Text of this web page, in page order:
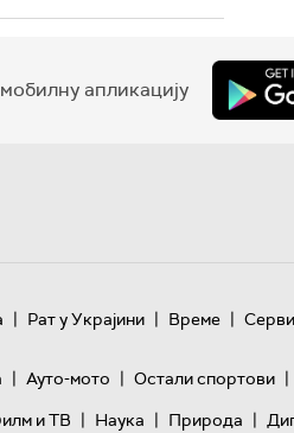
апликацију
| Рат у Украјини | Време |
| Ауто-мото | Остали спортови |
и ТВ | Наука | Природа |